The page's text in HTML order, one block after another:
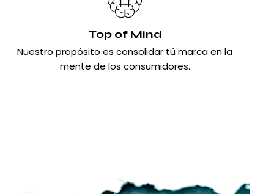
Top of Mind
Nuestro propósito es consolidar tú marca en la
mente de los consumidores.